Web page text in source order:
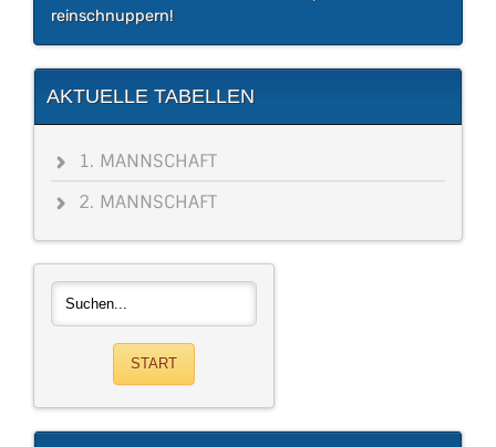
reinschnuppern!
AKTUELLE TABELLEN
1. MANNSCHAFT
2. MANNSCHAFT